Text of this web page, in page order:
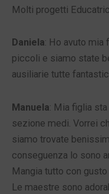
Molti progetti
Daniela: Ho avuto mia
piccoli e siamo state
ausiliarie tutte
Manuela: Mia figlia sta
sezione medi. Vorrei
siamo trovate
conseguenza lo sono
Mangia tutto con
Le maestre sono